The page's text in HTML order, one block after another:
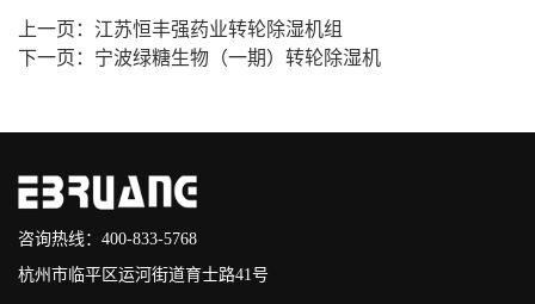
上一页： 江苏恒丰强药业转轮除湿机组
下一页： 宁波绿糖生物（一期）转轮除湿机
咨询热线：400-833-5768
杭州市临平区运河街道育士路41号